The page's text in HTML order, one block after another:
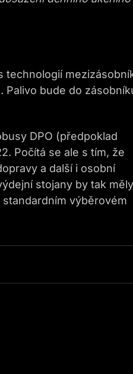
technologií
Palivo bude do
DPO (předpoklad
Počítá se ale s tím, že
a další i osobní
stojany by tak měly
výběrovém